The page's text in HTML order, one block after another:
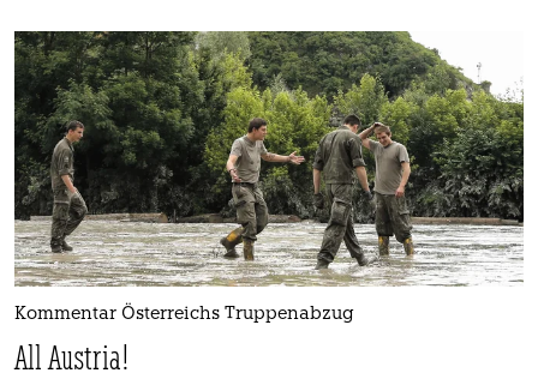
Kommentar Österreichs Truppenabzug
All Austria!